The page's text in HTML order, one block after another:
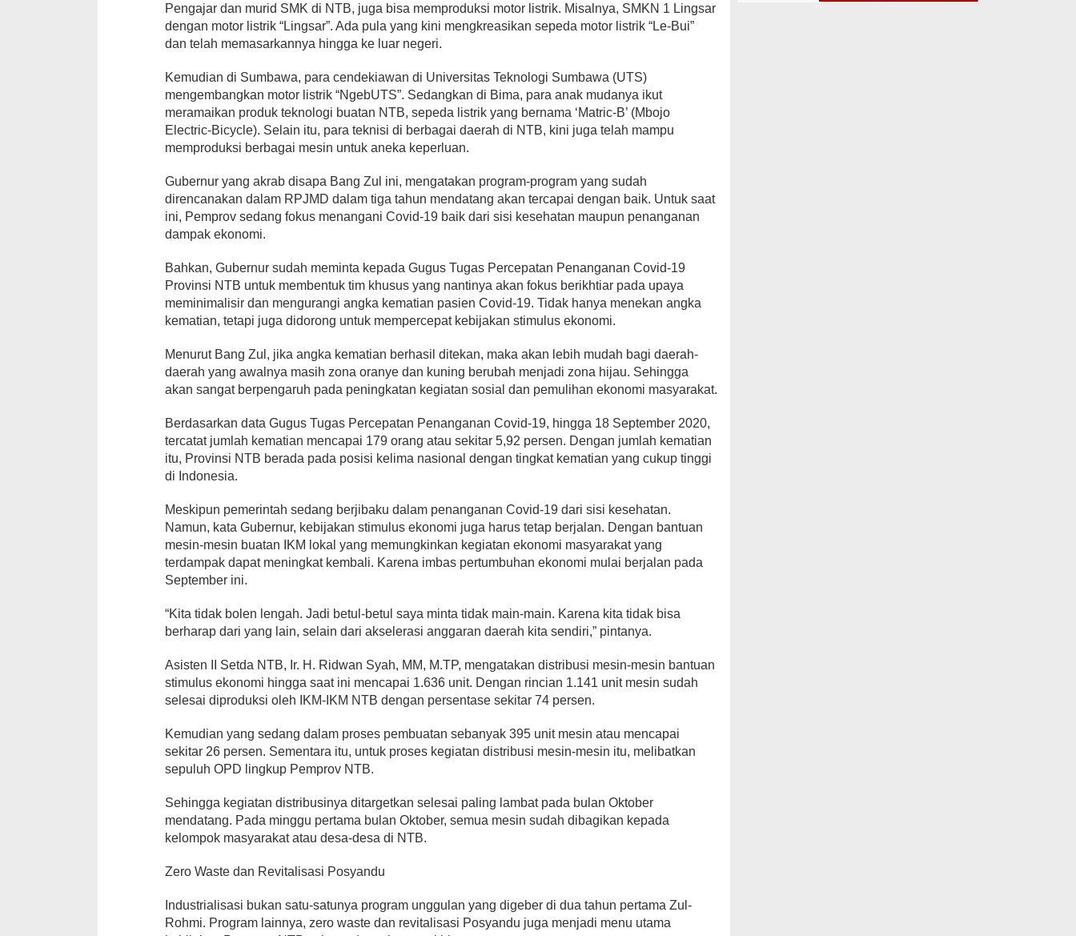
Pengajar dan murid SMK di NTB, juga bisa memproduksi motor listrik. Misalnya, SMKN 1 Lingsar
dengan motor listrik “Lingsar”. Ada pula yang kini mengkreasikan sepeda motor listrik “Le-Bui”
dan telah memasarkannya hingga ke luar negeri.
Kemudian di Sumbawa, para cendekiawan di Universitas Teknologi Sumbawa (UTS)
mengembangkan motor listrik “NgebUTS”. Sedangkan di Bima, para anak mudanya ikut
meramaikan produk teknologi buatan NTB, sepeda listrik yang bernama ‘Matric-B’ (Mbojo
Electric-Bicycle). Selain itu, para teknisi di berbagai daerah di NTB, kini juga telah mampu
memproduksi berbagai mesin untuk aneka keperluan.
Gubernur yang akrab disapa Bang Zul ini, mengatakan program-program yang sudah
direncanakan dalam RPJMD dalam tiga tahun mendatang akan tercapai dengan baik. Untuk saat
ini, Pemprov sedang fokus menangani Covid-19 baik dari sisi kesehatan maupun penanganan
dampak ekonomi.
Bahkan, Gubernur sudah meminta kepada Gugus Tugas Percepatan Penanganan Covid-19
Provinsi NTB untuk membentuk tim khusus yang nantinya akan fokus berikhtiar pada upaya
meminimalisir dan mengurangi angka kematian pasien Covid-19. Tidak hanya menekan angka
kematian, tetapi juga didorong untuk mempercepat kebijakan stimulus ekonomi.
Menurut Bang Zul, jika angka kematian berhasil ditekan, maka akan lebih mudah bagi daerah-
daerah yang awalnya masih zona oranye dan kuning berubah menjadi zona hijau. Sehingga
akan sangat berpengaruh pada peningkatan kegiatan sosial dan pemulihan ekonomi masyarakat.
Berdasarkan data Gugus Tugas Percepatan Penanganan Covid-19, hingga 18 September 2020,
tercatat jumlah kematian mencapai 179 orang atau sekitar 5,92 persen. Dengan jumlah kematian
itu, Provinsi NTB berada pada posisi kelima nasional dengan tingkat kematian yang cukup tinggi
di Indonesia.
Meskipun pemerintah sedang berjibaku dalam penanganan Covid-19 dari sisi kesehatan.
Namun, kata Gubernur, kebijakan stimulus ekonomi juga harus tetap berjalan. Dengan bantuan
mesin-mesin buatan IKM lokal yang memungkinkan kegiatan ekonomi masyarakat yang
terdampak dapat meningkat kembali. Karena imbas pertumbuhan ekonomi mulai berjalan pada
September ini.
“Kita tidak bolen lengah. Jadi betul-betul saya minta tidak main-main. Karena kita tidak bisa
berharap dari yang lain, selain dari akselerasi anggaran daerah kita sendiri,” pintanya.
Asisten II Setda NTB, Ir. H. Ridwan Syah, MM, M.TP, mengatakan distribusi mesin-mesin bantuan
stimulus ekonomi hingga saat ini mencapai 1.636 unit. Dengan rincian 1.141 unit mesin sudah
selesai diproduksi oleh IKM-IKM NTB dengan persentase sekitar 74 persen.
Kemudian yang sedang dalam proses pembuatan sebanyak 395 unit mesin atau mencapai
sekitar 26 persen. Sementara itu, untuk proses kegiatan distribusi mesin-mesin itu, melibatkan
sepuluh OPD lingkup Pemprov NTB.
Sehingga kegiatan distribusinya ditargetkan selesai paling lambat pada bulan Oktober
mendatang. Pada minggu pertama bulan Oktober, semua mesin sudah dibagikan kepada
kelompok masyarakat atau desa-desa di NTB.
Zero Waste dan Revitalisasi Posyandu
Industrialisasi bukan satu-satunya program unggulan yang digeber di dua tahun pertama Zul-
Rohmi. Program lainnya, zero waste dan revitalisasi Posyandu juga menjadi menu utama